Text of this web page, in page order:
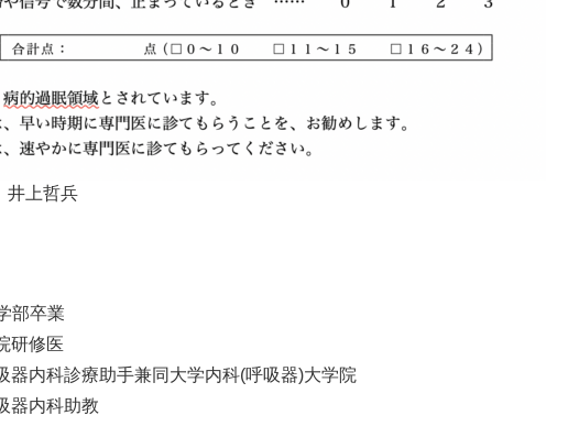
上哲兵
部卒業
研修医
器内科診療助手兼同大学内科(呼吸器)大学院
器内科助教